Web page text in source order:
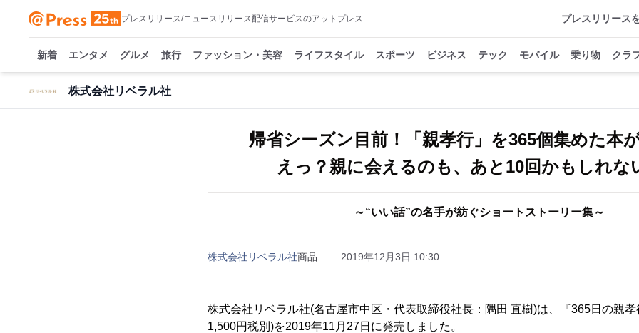
プレスリリース/ニュースリリース配信サービスのアットプレス プレスリリース
新着 エンタメ グルメ 旅行 ファッション・美容 ライフスタイル スポーツ ビジネス テック モバイル 乗り物 クラ
株式会社リベラル社
帰省シーズン目前！「親孝行」を365個集めた本
えっ？親に会えるのも、あと10回かもしれな
～“いい話”の名手が紡ぐショートストーリー集～
株式会社リベラル社商品 2019年12月3日 10:30
株式会社リベラル社(名古屋市中区・代表取締役社長：隅田 直樹)は、『365日の親孝
1,500円税別)を2019年11月27日に発売しました。